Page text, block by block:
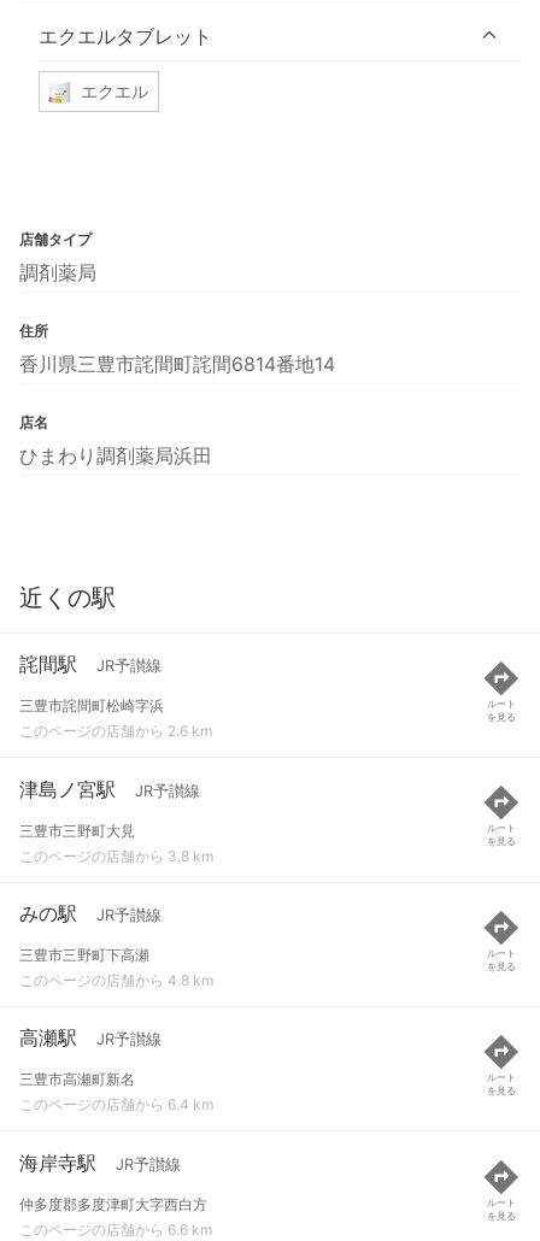
エクエルタブレット
エクエル
店舗タイプ
調剤薬局
住所
香川県三豊市詫間町詫間6814番地14
店名
ひまわり調剤薬局浜田
近くの駅
詫間駅 JR予讃線
三豊市詫間町松崎字浜
このページの店舗から 2.6 km
ルート
を見る
津島ノ宮駅 JR予讃線
三豊市三野町大見
このページの店舗から 3.8 km
ルート
を見る
みの駅 JR予讃線
三豊市三野町下高瀬
このページの店舗から 4.8 km
ルート
を見る
高瀬駅 JR予讃線
三豊市高瀬町新名
このページの店舗から 6.4 km
ルート
を見る
海岸寺駅 JR予讃線
仲多度郡多度津町大字西白方
このページの店舗から 6.6 km
ルート
を見る